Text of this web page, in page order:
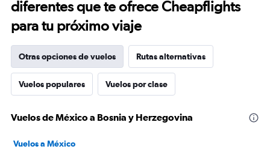
diferentes que te ofrece Cheapflights
para tu próximo viaje
Otras opciones de vuelos Rutas alternativas
Vuelos populares Vuelos por clase
Vuelos de México a Bosnia y Herzegovina
Vuelos a México